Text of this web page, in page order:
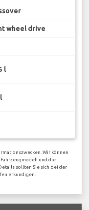
wheel drive
l
Wir können
Fahrzeugmodell und die
sollten Sie sich bei der
erkundigen.